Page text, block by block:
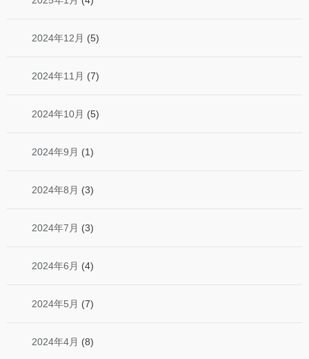
2024年12月 (5)
2024年11月 (7)
2024年10月 (5)
2024年9月 (1)
2024年8月 (3)
2024年7月 (3)
2024年6月 (4)
2024年5月 (7)
2024年4月 (8)